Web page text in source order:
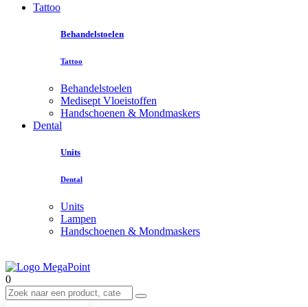
Tattoo
Behandelstoelen
Tattoo
Behandelstoelen
Medisept Vloeistoffen
Handschoenen & Mondmaskers
Dental
Units
Dental
Units
Lampen
Handschoenen & Mondmaskers
0